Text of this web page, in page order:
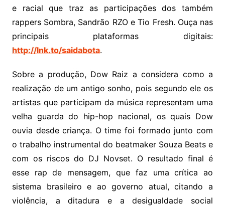
e racial que traz as participações dos também
rappers Sombra, Sandrão RZO e Tio Fresh. Ouça nas
principais plataformas digitais:
http://lnk.to/saidabota.
Sobre a produção, Dow Raiz a considera como a
realização de um antigo sonho, pois segundo ele os
artistas que participam da música representam uma
velha guarda do hip-hop nacional, os quais Dow
ouvia desde criança. O time foi formado junto com
o trabalho instrumental do beatmaker Souza Beats e
com os riscos do DJ Novset. O resultado final é
esse rap de mensagem, que faz uma crítica ao
sistema brasileiro e ao governo atual, citando a
violência, a ditadura e a desigualdade social